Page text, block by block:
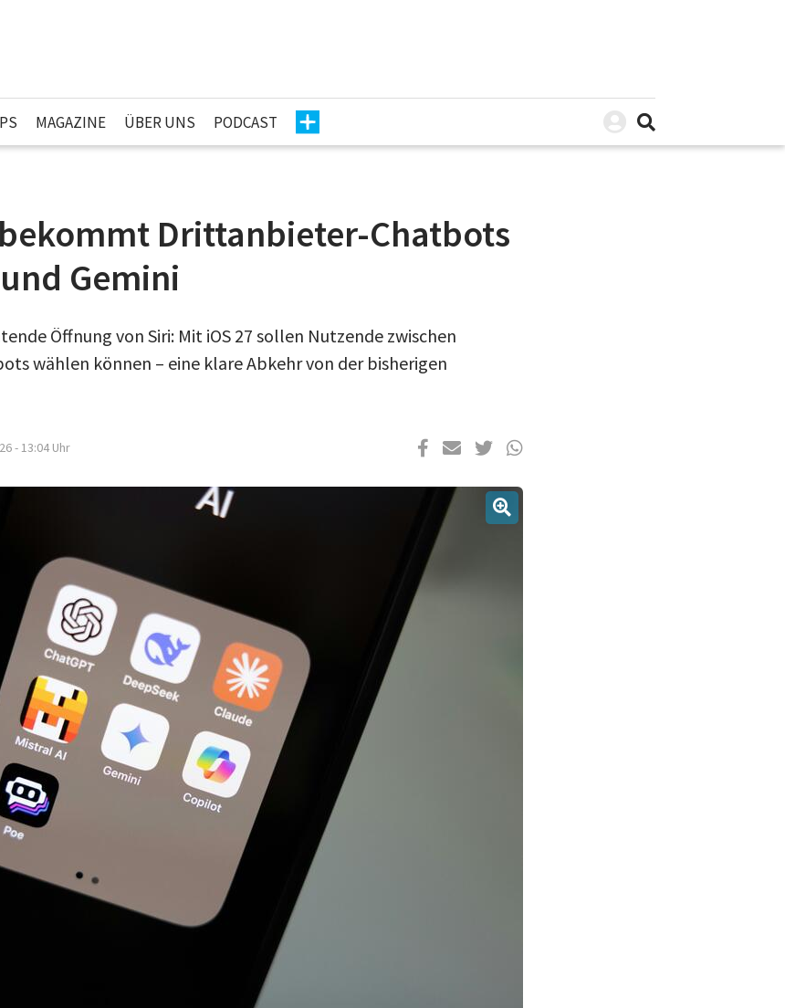
MAGAZINE ÜBER UNS PODCAST
Drittanbieter-Chatbots
Gemini
Öffnung von Siri: Mit iOS 27 sollen Nutzende zwischen
wählen können – eine klare Abkehr von der bisherigen
- 13:04 Uhr